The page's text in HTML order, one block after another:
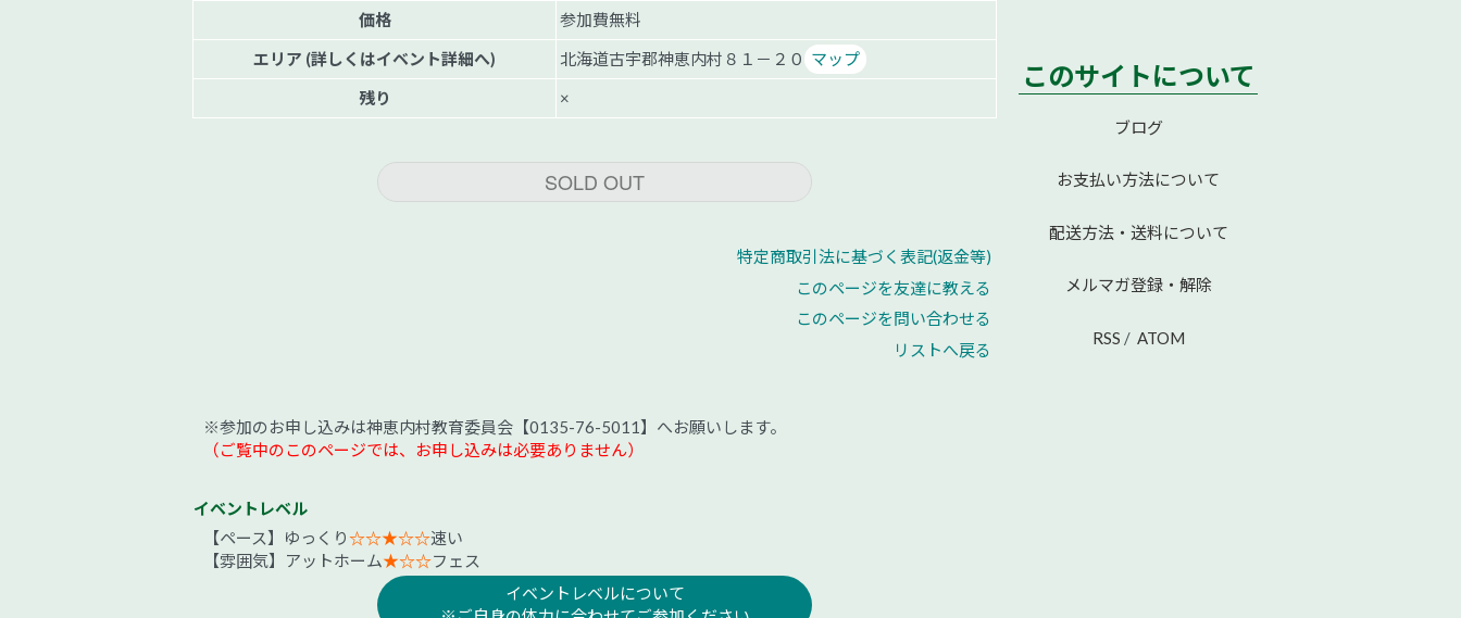
価格
参加費無料
エリア (詳しくはイベント詳細へ)
北海道古宇郡神恵内村８１－２０ マップ
残り
×
SOLD OUT
特定商取引法に基づく表記(返金等)
このページを友達に教える
このページを問い合わせる
リストへ戻る
※参加のお申し込みは神恵内村教育委員会【0135-76-5011】へお願いします。
（ご覧中のこのページでは、お申し込みは必要ありません）
イベントレベル
【ペース】ゆっくり☆☆★☆☆速い
【雰囲気】アットホーム★☆☆フェス
イベントレベルについて
このサイトについて
ブログ
お支払い方法について
配送方法・送料について
メルマガ登録・解除
RSS / ATOM